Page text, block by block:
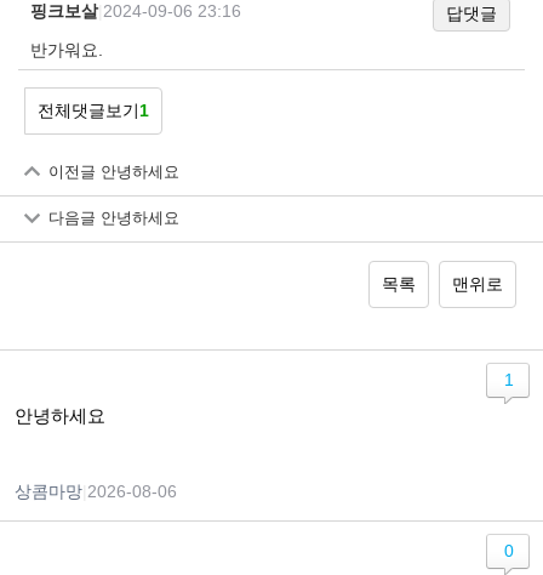
핑크보살| 2024-09-06 23:16
답댓글
반가워요.
전체댓글보기1
이전글 안녕하세요
다음글 안녕하세요
목록 맨위로
안녕하세요
상콤마망 2026-08-06
1
0